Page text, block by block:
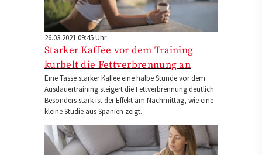
26.03.2021 09:45 Uhr
Starker Kaffee vor dem Training
kurbelt die Fettverbrennung an
Eine Tasse starker Kaffee eine halbe Stunde vor dem
Ausdauertraining steigert die Fettverbrennung deutlich.
Besonders stark ist der Effekt am Nachmittag, wie eine
kleine Studie aus Spanien zeigt.